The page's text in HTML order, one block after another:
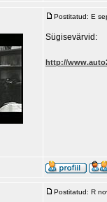
Postitatud: E
Sügisevärvid:
http://
Postitatud: R